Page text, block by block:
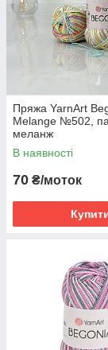
Пряжа YarnArt
Melange №502,
меланж
В наявності
70 ₴/моток